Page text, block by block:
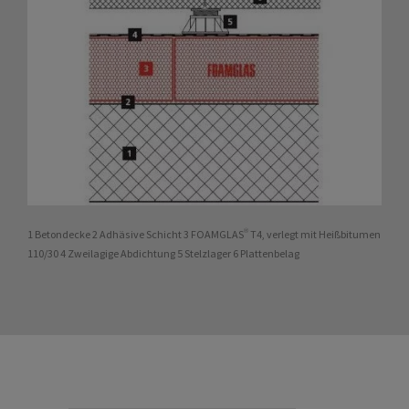
1 Betondecke 2 Adhäsive Schicht 3 FOAMGLAS® T4, verlegt mit Heißbitumen
110/30 4 Zweilagige Abdichtung 5 Stelzlager 6 Plattenbelag